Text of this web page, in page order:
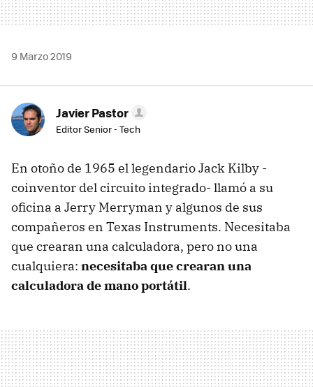
9 Marzo 2019
Javier Pastor
Editor Senior - Tech
En otoño de 1965 el legendario Jack Kilby -
coinventor del circuito integrado- llamó a su
oficina a Jerry Merryman y algunos de sus
compañeros en Texas Instruments. Necesitaba
que crearan una calculadora, pero no una
cualquiera: necesitaba que crearan una
calculadora de mano portátil.